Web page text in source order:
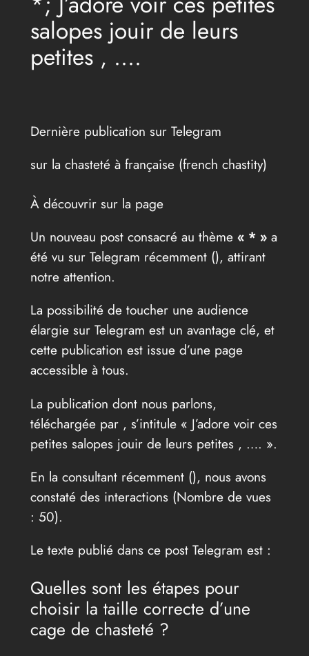
salopes jouir de leurs
petites , ….
Dernière publication sur Telegram
sur la chasteté à française (french chastity)
À découvrir sur la page
Un nouveau post consacré au thème « * »a
été vu sur Telegram récemment (), attirant
notre attention.
La possibilité de toucher une audience
élargie sur Telegram est un avantage clé, et
cette publication est issue d’une page
accessible à tous.
La publication dont nous parlons,
téléchargée par , s’intitule « J’adore voir ces
petites salopes jouir de leurs petites , …. ».
En la consultant récemment (), nous avons
constaté des interactions (Nombre de vues
: 50).
Le texte publié dans ce post Telegram est :
Quelles sont les étapes pour
choisir la taille correcte d’une
cage de chasteté ?